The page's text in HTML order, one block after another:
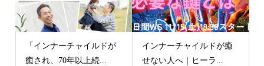
「インナーチャイルドが
癒され、70年以上続...
インナーチャイルドが癒
せない人へ｜ヒーラ...